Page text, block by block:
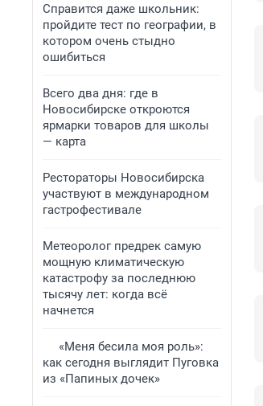
Справится даже школьник:
пройдите тест по географии, в
котором очень стыдно
ошибиться
Всего два дня: где в
Новосибирске откроются
ярмарки товаров для школы
— карта
Рестораторы Новосибирска
участвуют в международном
гастрофестивале
Метеоролог предрек самую
мощную климатическую
катастрофу за последнюю
тысячу лет: когда всё
начнется
«Меня бесила моя роль»:
как сегодня выглядит Пуговка
из «Папиных дочек»